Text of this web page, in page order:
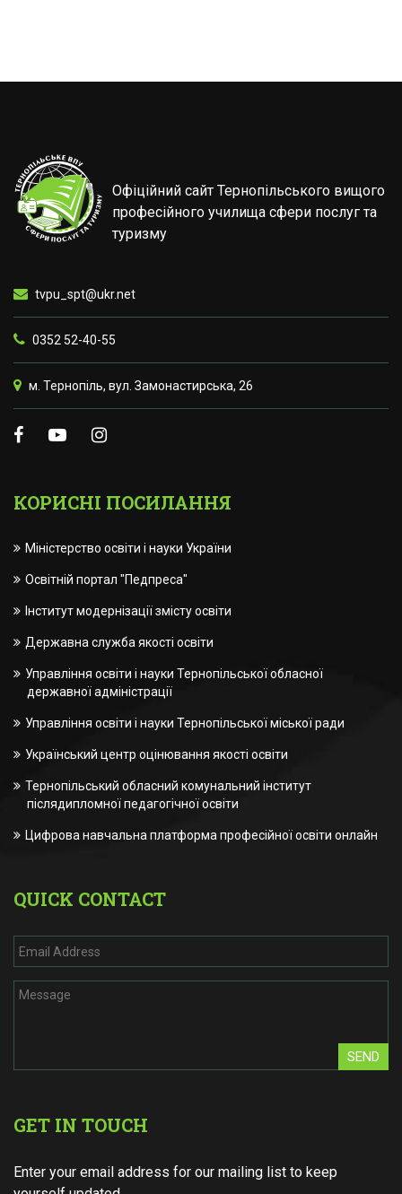
Офіційний сайт Тернопільського вищого
професійного училища сфери послуг та
туризму
tvpu_spt@ukr.net
0352 52-40-55
м. Тернопіль, вул. Замонастирська, 26
КОРИСНІ ПОСИЛАННЯ
Міністерство освіти і науки України
Освітній портал "Педпреса"
Інститут модернізації змісту освіти
Державна служба якості освіти
Управління освіти і науки Тернопільської обласної
державної адміністрації
Управління освіти і науки Тернопільської міської ради
Український центр оцінювання якості освіти
Тернопільський обласний комунальний інститут
післядипломної педагогічної освіти
Цифрова навчальна платформа професійної освіти онлайн
QUICK CONTACT
SEND
GET IN TOUCH
Enter your email address for our mailing list to keep